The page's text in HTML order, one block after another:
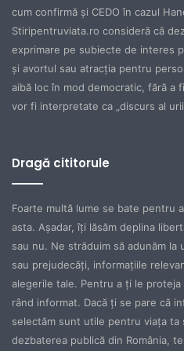
cum confirmă şi CEDO în cazul
Stiripentruviata.ro consideră că
exprimare pe subiecte de interes
şi avortul sau atracţia pentru
aibă loc în mod democratic, fără a
vor fi interpretate ca „discurs al
Dragă cititorule
Foarte multă lume se bate pentru
asta. Aşadar, îţi lăsăm deplina
sau nu. Ne străduim să adunăm
sau prejudecăţi, informaţiile
alegerile tale. Pentru a ţi le
rând informat. Dacă ţi se pare că
selectăm sunt utile pentru viaţa
dezbaterea publică din România,